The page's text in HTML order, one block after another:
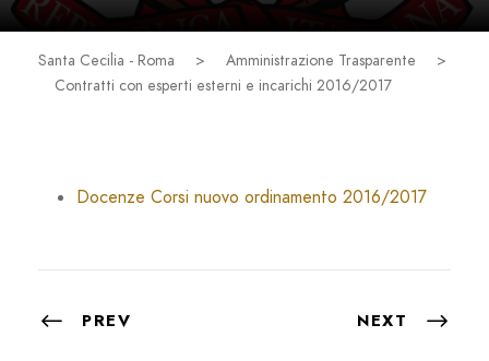
Santa Cecilia - Roma > Amministrazione Trasparente
>
Contratti con esperti esterni e incarichi 2016/2017
Docenze Corsi nuovo ordinamento 2016/2017
PREV NEXT